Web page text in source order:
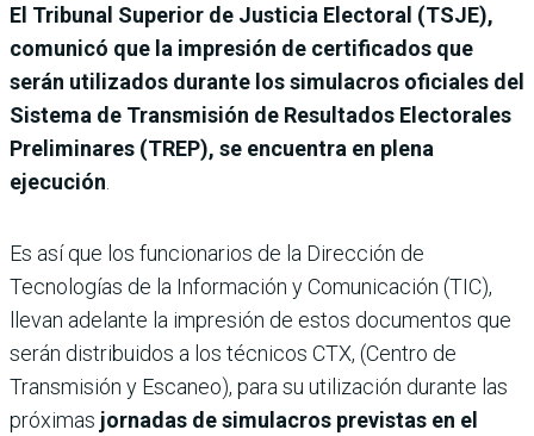
El Tribunal Superior de Justicia Electoral (TSJE),
comunicó que la impresión de certificados que
serán utilizados durante los simulacros oficiales del
Sistema de Transmisión de Resultados Electorales
Preliminares (TREP), se encuentra en plena
ejecución.
Es así que los funcionarios de la Dirección de
Tecnologías de la Información y Comunicación (TIC),
llevan adelante la impresión de estos documentos que
serán distribuidos a los técnicos CTX, (Centro de
Transmisión y Escaneo), para su utilización durante las
próximas jornadas de simulacros previstas en el